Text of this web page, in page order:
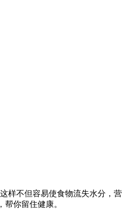
样不但容易使食物流失水分，营
你留住健康。